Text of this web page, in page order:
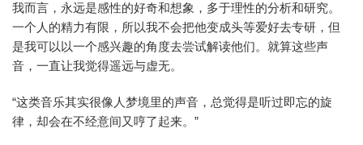
我而言，永远是感性的好奇和想象，多于理性的分析和研究。
一个人的精力有限，所以我不会把他变成头等爱好去专研，但
是我可以以一个感兴趣的角度去尝试解读他们。就算这些声
音，一直让我觉得遥远与虚无。
“这类音乐其实很像人梦境里的声音，总觉得是听过即忘的旋
律，却会在不经意间又哼了起来。”